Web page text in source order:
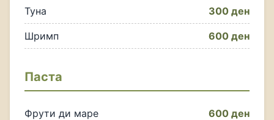
Туна 300 ден
Шримп 600 ден
Паста
Фрути ди маре 600 ден